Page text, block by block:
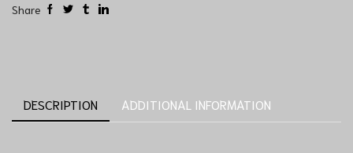
Share
DESCRIPTION ADDITIONAL INFORMATION